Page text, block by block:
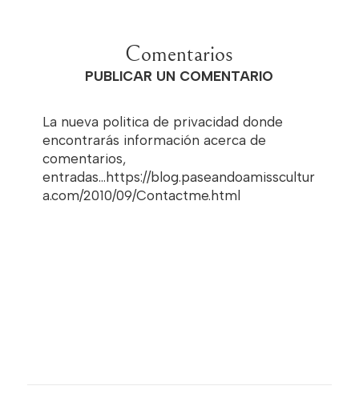
Comentarios
PUBLICAR UN COMENTARIO
La nueva politica de privacidad donde
encontrarás información acerca de
comentarios,
entradas...https://blog.paseandoamisscultur
a.com/2010/09/Contactme.html